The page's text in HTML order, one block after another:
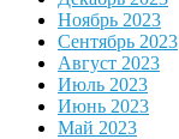
Ноябрь 2023
Сентябрь 2023
Август 2023
Июль 2023
Июнь 2023
Май 2023